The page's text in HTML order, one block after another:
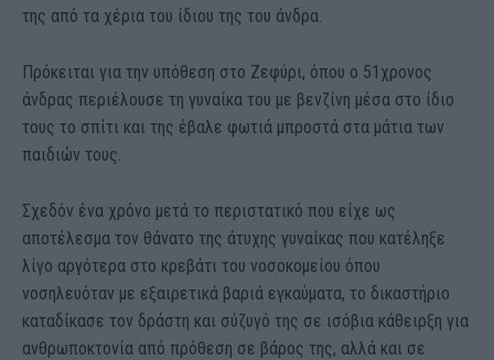
της από τα χέρια του ίδιου της του άνδρα.
Πρόκειται για την υπόθεση στο Ζεφύρι, όπου ο 51χρονος
άνδρας περιέλουσε τη γυναίκα του με βενζίνη μέσα στο ίδιο
τους το σπίτι και της έβαλε φωτιά μπροστά στα μάτια των
παιδιών τους.
Σχεδόν ένα χρόνο μετά το περιστατικό που είχε ως
αποτέλεσμα τον θάνατο της άτυχης γυναίκας που κατέληξε
λίγο αργότερα στο κρεβάτι του νοσοκομείου όπου
νοσηλευόταν με εξαιρετικά βαριά εγκαύματα, το δικαστήριο
καταδίκασε τον δράστη και σύζυγό της σε ισόβια κάθειρξη για
ανθρωποκτονία από πρόθεση σε βάρος της, αλλά και σε